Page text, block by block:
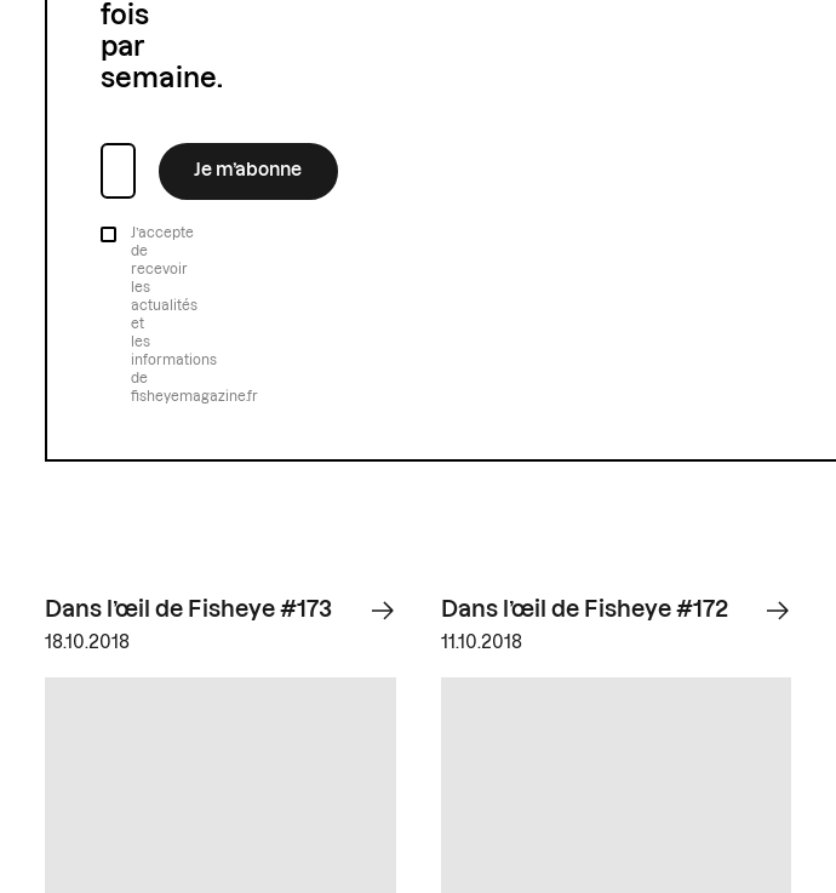
fois
par
semaine.
Je m’abonne
J’accepte
de
recevoir
les
actualités
et
les
informations
de
fisheyemagazine.fr
Dans l’œil de Fisheye #173
18.10.2018
Dans l’œil de Fisheye #172
11.10.2018